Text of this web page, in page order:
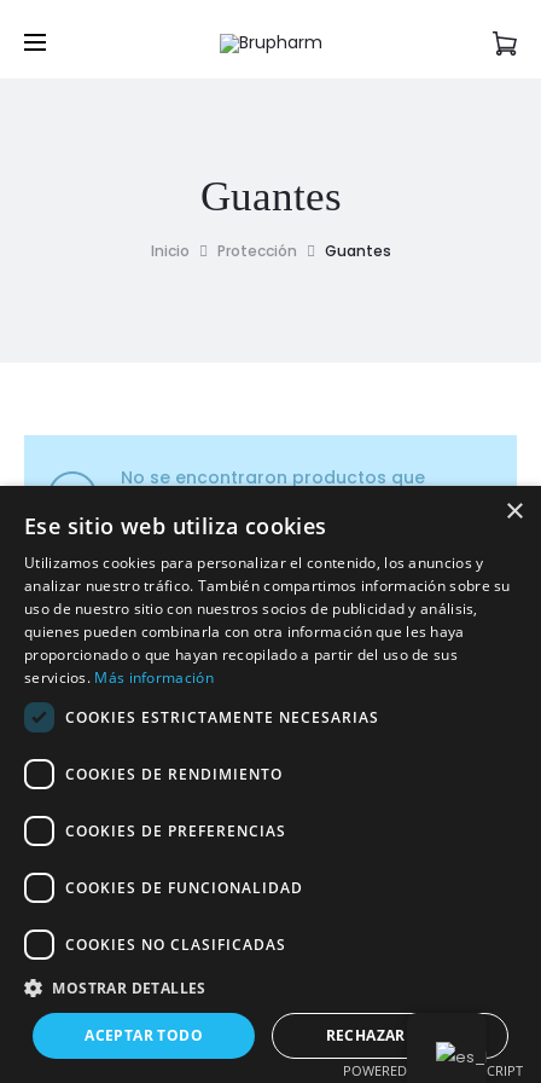
Guantes
Inicio Protección Guantes
No se encontraron productos que
concuerden con la selección.
×
Ese sitio web utiliza cookies
Utilizamos cookies para personalizar el contenido, los anuncios y
analizar nuestro tráfico. También compartimos información sobre su
uso de nuestro sitio con nuestros socios de publicidad y análisis,
quienes pueden combinarla con otra información que les haya
proporcionado o que hayan recopilado a partir del uso de sus
servicios. Más información
COOKIES ESTRICTAMENTE NECESARIAS
COOKIES DE RENDIMIENTO
COOKIES DE PREFERENCIAS
COOKIES DE FUNCIONALIDAD
COOKIES NO CLASIFICADAS
MOSTRAR DETALLES
ACEPTAR TODO RECHAZAR TODO
POWERED BY COOKIESCRIPT